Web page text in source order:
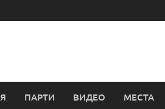
ПАРТИ ВИДЕО МЕСТА